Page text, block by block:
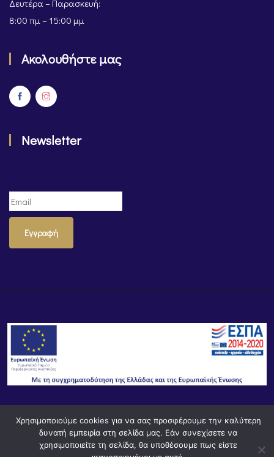
Δευτέρα – Παρασκευή:
8:00 πμ – 15:00 μμ
Ακολουθήστε μας
Newsletter
Εγγραφή
© Powered byKnowledge AE
Χρησιμοποιούμε cookies για να σας προσφέρουμε την καλύτερη
δυνατή εμπειρία στη σελίδα μας. Εάν συνεχίσετε να
χρησιμοποιείτε τη σελίδα, θα υποθέσουμε πως είστε